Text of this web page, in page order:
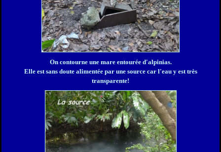
On contourne une mare entourée d'alpinias.
Elle est sans doute alimentée par une source car l'eau y est très
transparente!